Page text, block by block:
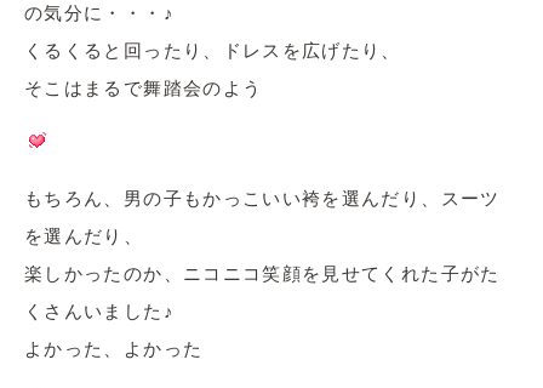
の気分に・・・♪
くるくると回ったり、ドレスを広げたり、
そこはまるで舞踏会のよう
もちろん、男の子もかっこいい袴を選んだり、スーツ
を選んだり、
楽しかったのか、ニコニコ笑顔を見せてくれた子がた
くさんいました♪
よかった、よかった